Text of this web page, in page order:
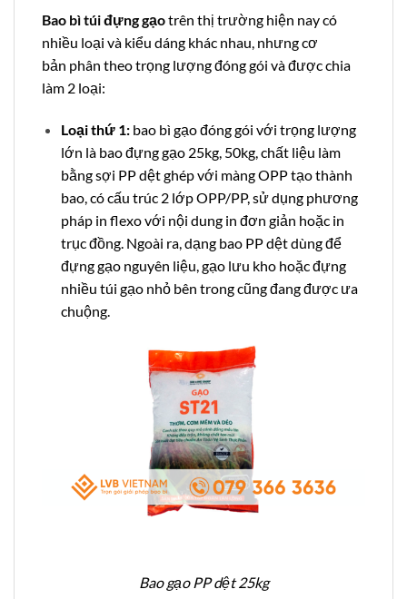
Bao bì túi đựng gạotrên thị trường hiện nay có
nhiều loại và kiểu dáng khác nhau, nhưng cơ
bản phân theo trọng lượng đóng gói và được chia
làm 2 loại:
Loại thứ 1: bao bì gạo đóng gói với trọng lượng
lớn là bao đựng gạo 25kg, 50kg, chất liệu làm
bằng sợi PP dệt ghép với màng OPP tạo thành
bao, có cấu trúc 2 lớp OPP/PP, sử dụng phương
pháp in flexo với nội dung in đơn giản hoặc in
trục đồng. Ngoài ra, dạng bao PP dệt dùng để
đựng gạo nguyên liệu, gạo lưu kho hoặc đựng
nhiều túi gạo nhỏ bên trong cũng đang được ưa
chuộng.
Bao gạo PP dệt 25kg